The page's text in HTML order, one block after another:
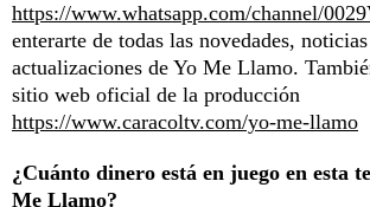
https://www.whatsapp.com/channel/
enterarte de todas las novedades,
actualizaciones de Yo Me Llamo.
sitio web oficial de la producción
https://www.caracoltv.com/yo-me-llamo
¿Cuánto dinero está en juego en esta
Me Llamo?